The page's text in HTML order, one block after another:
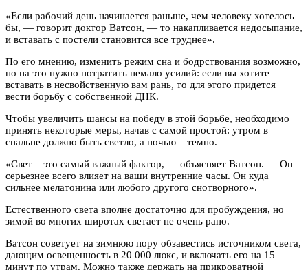
«Если рабочий день начинается раньше, чем человеку хотелось
бы, — говорит доктор Ватсон, — то накапливается недосыпание,
и вставать с постели становится все труднее».
По его мнению, изменить режим сна и бодрствования возможно,
но на это нужно потратить немало усилий: если вы хотите
вставать в несвойственную вам рань, то для этого придется
вести борьбу с собственной ДНК.
Чтобы увеличить шансы на победу в этой борьбе, необходимо
принять некоторые меры, начав с самой простой: утром в
спальне должно быть светло, а ночью – темно.
«Свет – это самый важный фактор, — объясняет Ватсон. — Он
серьезнее всего влияет на ваши внутренние часы. Он куда
сильнее мелатонина или любого другого снотворного».
Естественного света вполне достаточно для пробуждения, но
зимой во многих широтах светает не очень рано.
Ватсон советует на зимнюю пору обзавестись источником света,
дающим освещенность в 20 000 люкс, и включать его на 15
минут по утрам. Можно также держать на прикроватной